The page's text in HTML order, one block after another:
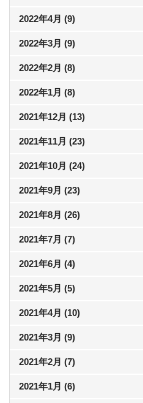
2022年4月 (9)
2022年3月 (9)
2022年2月 (8)
2022年1月 (8)
2021年12月 (13)
2021年11月 (23)
2021年10月 (24)
2021年9月 (23)
2021年8月 (26)
2021年7月 (7)
2021年6月 (4)
2021年5月 (5)
2021年4月 (10)
2021年3月 (9)
2021年2月 (7)
2021年1月 (6)